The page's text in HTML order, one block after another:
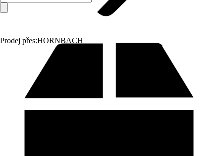
Prodej přes:HORNBACH